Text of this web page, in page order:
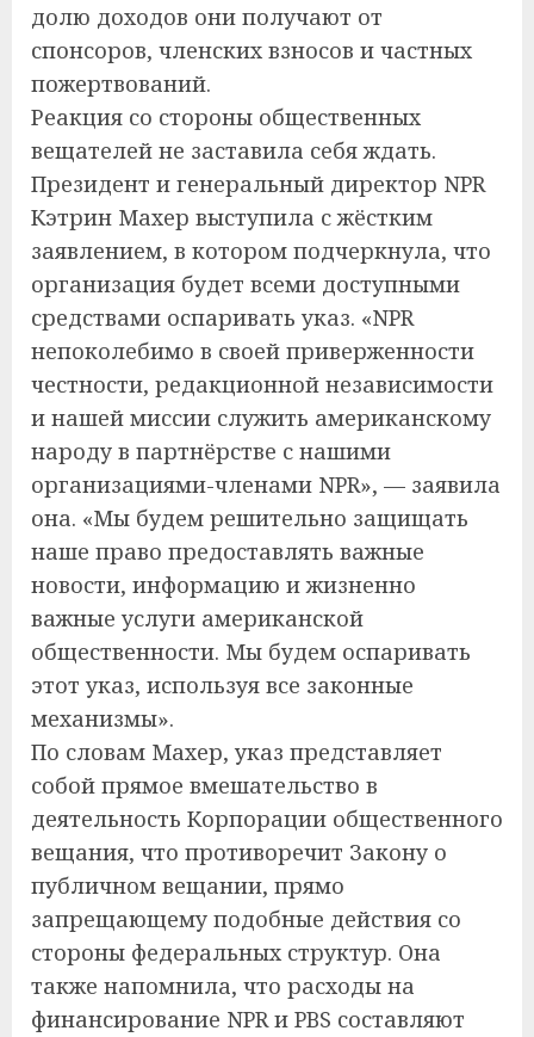
долю доходов они получают от
спонсоров, членских взносов и частных
пожертвований.
Реакция со стороны общественных
вещателей не заставила себя ждать.
Президент и генеральный директор NPR
Кэтрин Махер выступила с жёстким
заявлением, в котором подчеркнула, что
организация будет всеми доступными
средствами оспаривать указ. «NPR
непоколебимо в своей приверженности
честности, редакционной независимости
и нашей миссии служить американскому
народу в партнёрстве с нашими
организациями-членами NPR», — заявила
она. «Мы будем решительно защищать
наше право предоставлять важные
новости, информацию и жизненно
важные услуги американской
общественности. Мы будем оспаривать
этот указ, используя все законные
механизмы».
По словам Махер, указ представляет
собой прямое вмешательство в
деятельность Корпорации общественного
вещания, что противоречит Закону о
публичном вещании, прямо
запрещающему подобные действия со
стороны федеральных структур. Она
также напомнила, что расходы на
финансирование NPR и PBS составляют